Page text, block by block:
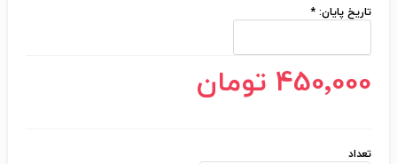
تاریخ پایان: *
450٬000 تومان
تعداد